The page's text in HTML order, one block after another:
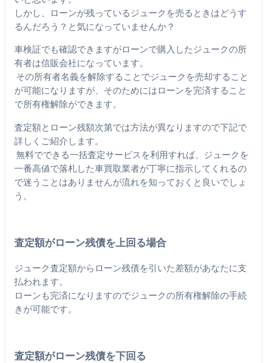
しかし、ローンが残っているジュークを売るときはどうす
るんだろう？と気になっていませんか？
車検証でも確認できますがローンで購入したジュークの所
有者は信販会社になっています。
その所有者名義を解除することでジュークを売却すること
が可能になりますが、そのためにはローンを完済すること
で所有権解除ができます。
査定額とローン残額次第では方法が異なりますので下記で
詳しくご紹介します。
無料でできる一括査定サービスを利用すれば、ジュークを
一番高値で落札した車買取業者が丁寧に指示してくれるの
で迷うことはありませんが流れを知っておくと良いでしょ
う。
査定額がローン残債を上回る場合
ジューク査定額からローン残債を引いた差額があなたに支
払われます。
ローンも完済になりますのでジュークの所有権解除の手続
きが可能です。
査定額がローン残債を下回る